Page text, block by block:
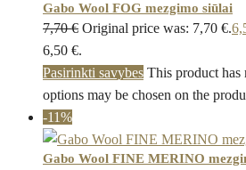
Gabo Wool FOG mezgimo siūlai
7,70€ Original price was: 7,70 €.
6,50 €.
Pasirinkti savybes This product has
options may be chosen on the
-11%
Gabo Wool FINE MERINO